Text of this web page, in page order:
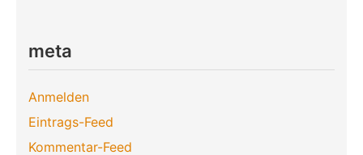
meta
Anmelden
Eintrags-Feed
Kommentar-Feed